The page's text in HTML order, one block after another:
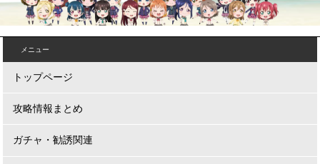
メニュー
トップページ
攻略情報まとめ
ガチャ・勧誘関連